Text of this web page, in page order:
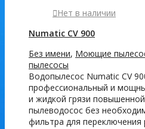
Нет в наличии
Numatic CV 900
Без имени, Моющие
пылесосы
Водопылесос Numatic CV
профессиональный и
и жидкой грязи
пылеводосос без
фильтра для